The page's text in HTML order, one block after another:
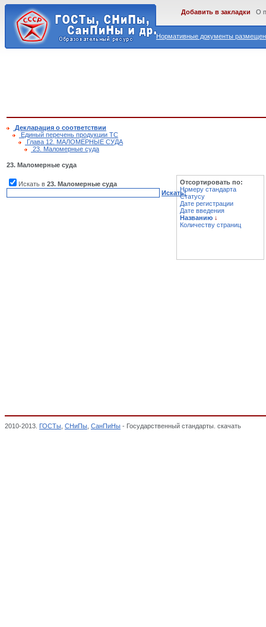
Нормативные документы
Добавить в закладки О
Декларация о соответствии
Единый перечень продукции ТС
Глава 12. МАЛОМЕРНЫЕ СУДА
23. Маломерные суда
23. Маломерные суда
Искать в 23. Маломерные суда
Искать!
Отсортировать по:
Номеру стандарта
Статусу
Дате регистрации
Дате введения
Названию ↓
Количеству страниц
2010-2013. ГОСТы СНиПы СанПиНы - Государственный стандарты. скачать